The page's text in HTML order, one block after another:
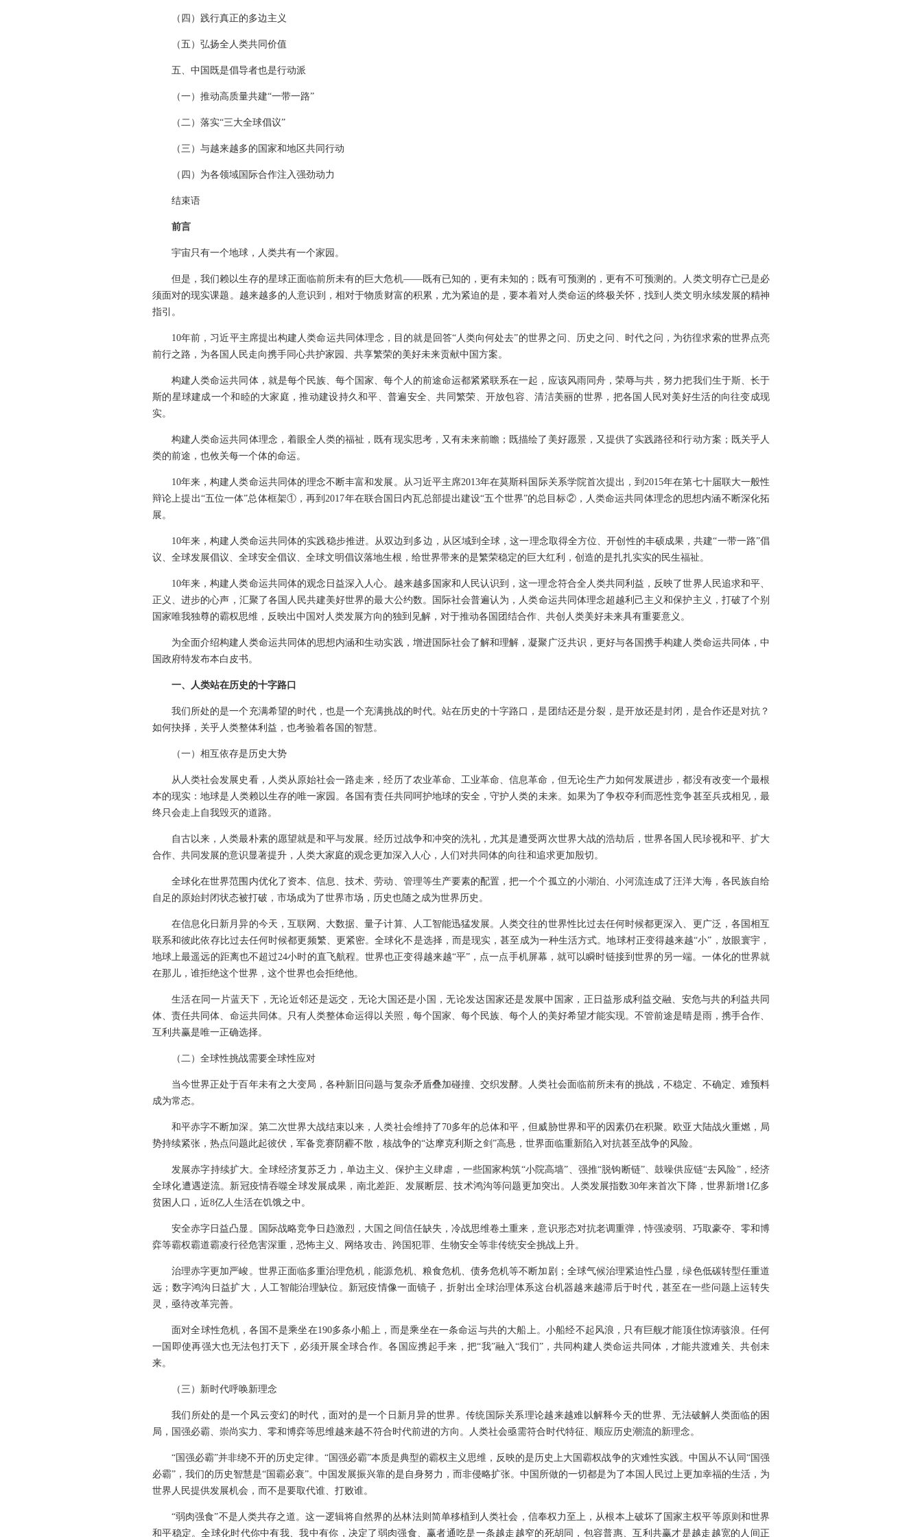
（四）践行真正的多边主义
（五）弘扬全人类共同价值
五、中国既是倡导者也是行动派
（一）推动高质量共建“一带一路”
（二）落实“三大全球倡议”
（三）与越来越多的国家和地区共同行动
（四）为各领域国际合作注入强劲动力
结束语
前言
宇宙只有一个地球，人类共有一个家园。
但是，我们赖以生存的星球正面临前所未有的巨大危机——既有已知的，更有未知的；既有可预测的，更有不可预测的。人类文明存亡已是必
须面对的现实课题。越来越多的人意识到，相对于物质财富的积累，尤为紧迫的是，要本着对人类命运的终极关怀，找到人类文明永续发展的精神
指引。
10年前，习近平主席提出构建人类命运共同体理念，目的就是回答“人类向何处去”的世界之问、历史之问、时代之问，为彷徨求索的世界点亮
前行之路，为各国人民走向携手同心共护家园、共享繁荣的美好未来贡献中国方案。
构建人类命运共同体，就是每个民族、每个国家、每个人的前途命运都紧紧联系在一起，应该风雨同舟，荣辱与共，努力把我们生于斯、长于
斯的星球建成一个和睦的大家庭，推动建设持久和平、普遍安全、共同繁荣、开放包容、清洁美丽的世界，把各国人民对美好生活的向往变成现
实。
构建人类命运共同体理念，着眼全人类的福祉，既有现实思考，又有未来前瞻；既描绘了美好愿景，又提供了实践路径和行动方案；既关乎人
类的前途，也攸关每一个体的命运。
10年来，构建人类命运共同体的理念不断丰富和发展。从习近平主席2013年在莫斯科国际关系学院首次提出，到2015年在第七十届联大一般性
辩论上提出“五位一体”总体框架①，再到2017年在联合国日内瓦总部提出建设“五个世界”的总目标②，人类命运共同体理念的思想内涵不断深化拓
展。
10年来，构建人类命运共同体的实践稳步推进。从双边到多边，从区域到全球，这一理念取得全方位、开创性的丰硕成果，共建“一带一路”倡
议、全球发展倡议、全球安全倡议、全球文明倡议落地生根，给世界带来的是繁荣稳定的巨大红利，创造的是扎扎实实的民生福祉。
10年来，构建人类命运共同体的观念日益深入人心。越来越多国家和人民认识到，这一理念符合全人类共同利益，反映了世界人民追求和平、
正义、进步的心声，汇聚了各国人民共建美好世界的最大公约数。国际社会普遍认为，人类命运共同体理念超越利己主义和保护主义，打破了个别
国家唯我独尊的霸权思维，反映出中国对人类发展方向的独到见解，对于推动各国团结合作、共创人类美好未来具有重要意义。
为全面介绍构建人类命运共同体的思想内涵和生动实践，增进国际社会了解和理解，凝聚广泛共识，更好与各国携手构建人类命运共同体，中
国政府特发布本白皮书。
一、人类站在历史的十字路口
我们所处的是一个充满希望的时代，也是一个充满挑战的时代。站在历史的十字路口，是团结还是分裂，是开放还是封闭，是合作还是对抗？
如何抉择，关乎人类整体利益，也考验着各国的智慧。
（一）相互依存是历史大势
从人类社会发展史看，人类从原始社会一路走来，经历了农业革命、工业革命、信息革命，但无论生产力如何发展进步，都没有改变一个最根
本的现实：地球是人类赖以生存的唯一家园。各国有责任共同呵护地球的安全，守护人类的未来。如果为了争权夺利而恶性竞争甚至兵戎相见，最
终只会走上自我毁灭的道路。
自古以来，人类最朴素的愿望就是和平与发展。经历过战争和冲突的洗礼，尤其是遭受两次世界大战的浩劫后，世界各国人民珍视和平、扩大
合作、共同发展的意识显著提升，人类大家庭的观念更加深入人心，人们对共同体的向往和追求更加殷切。
全球化在世界范围内优化了资本、信息、技术、劳动、管理等生产要素的配置，把一个个孤立的小湖泊、小河流连成了汪洋大海，各民族自给
自足的原始封闭状态被打破，市场成为了世界市场，历史也随之成为世界历史。
在信息化日新月异的今天，互联网、大数据、量子计算、人工智能迅猛发展。人类交往的世界性比过去任何时候都更深入、更广泛，各国相互
联系和彼此依存比过去任何时候都更频繁、更紧密。全球化不是选择，而是现实，甚至成为一种生活方式。地球村正变得越来越“小”，放眼寰宇，
地球上最遥远的距离也不超过24小时的直飞航程。世界也正变得越来越“平”，点一点手机屏幕，就可以瞬时链接到世界的另一端。一体化的世界就
在那儿，谁拒绝这个世界，这个世界也会拒绝他。
生活在同一片蓝天下，无论近邻还是远交，无论大国还是小国，无论发达国家还是发展中国家，正日益形成利益交融、安危与共的利益共同
体、责任共同体、命运共同体。只有人类整体命运得以关照，每个国家、每个民族、每个人的美好希望才能实现。不管前途是晴是雨，携手合作、
互利共赢是唯一正确选择。
（二）全球性挑战需要全球性应对
当今世界正处于百年未有之大变局，各种新旧问题与复杂矛盾叠加碰撞、交织发酵。人类社会面临前所未有的挑战，不稳定、不确定、难预料
成为常态。
和平赤字不断加深。第二次世界大战结束以来，人类社会维持了70多年的总体和平，但威胁世界和平的因素仍在积聚。欧亚大陆战火重燃，局
势持续紧张，热点问题此起彼伏，军备竞赛阴霾不散，核战争的“达摩克利斯之剑”高悬，世界面临重新陷入对抗甚至战争的风险。
发展赤字持续扩大。全球经济复苏乏力，单边主义、保护主义肆虐，一些国家构筑“小院高墙”、强推“脱钩断链”、鼓噪供应链“去风险”，经济
全球化遭遇逆流。新冠疫情吞噬全球发展成果，南北差距、发展断层、技术鸿沟等问题更加突出。人类发展指数30年来首次下降，世界新增1亿多
贫困人口，近8亿人生活在饥饿之中。
安全赤字日益凸显。国际战略竞争日趋激烈，大国之间信任缺失，冷战思维卷土重来，意识形态对抗老调重弹，恃强凌弱、巧取豪夺、零和博
弈等霸权霸道霸凌行径危害深重，恐怖主义、网络攻击、跨国犯罪、生物安全等非传统安全挑战上升。
治理赤字更加严峻。世界正面临多重治理危机，能源危机、粮食危机、债务危机等不断加剧；全球气候治理紧迫性凸显，绿色低碳转型任重道
远；数字鸿沟日益扩大，人工智能治理缺位。新冠疫情像一面镜子，折射出全球治理体系这台机器越来越滞后于时代，甚至在一些问题上运转失
灵，亟待改革完善。
面对全球性危机，各国不是乘坐在190多条小船上，而是乘坐在一条命运与共的大船上。小船经不起风浪，只有巨舰才能顶住惊涛骇浪。任何
一国即使再强大也无法包打天下，必须开展全球合作。各国应携起手来，把“我”融入“我们”，共同构建人类命运共同体，才能共渡难关、共创未
来。
（三）新时代呼唤新理念
我们所处的是一个风云变幻的时代，面对的是一个日新月异的世界。传统国际关系理论越来越难以解释今天的世界、无法破解人类面临的困
局，国强必霸、崇尚实力、零和博弈等思维越来越不符合时代前进的方向。人类社会亟需符合时代特征、顺应历史潮流的新理念。
“国强必霸”并非绕不开的历史定律。“国强必霸”本质是典型的霸权主义思维，反映的是历史上大国霸权战争的灾难性实践。中国从不认同“国强
必霸”，我们的历史智慧是“国霸必衰”。中国发展振兴靠的是自身努力，而非侵略扩张。中国所做的一切都是为了本国人民过上更加幸福的生活，为
世界人民提供发展机会，而不是要取代谁、打败谁。
“弱肉强食”不是人类共存之道。这一逻辑将自然界的丛林法则简单移植到人类社会，信奉权力至上，从根本上破坏了国家主权平等原则和世界
和平稳定。全球化时代你中有我、我中有你，决定了弱肉强食、赢者通吃是一条越走越窄的死胡同，包容普惠、互利共赢才是越走越宽的人间正